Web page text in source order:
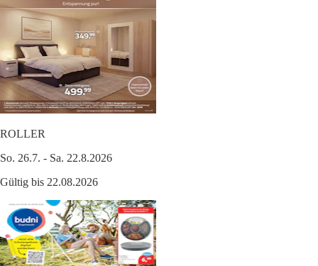
ROLLER
So. 26.7. - Sa. 22.8.2026
Gültig bis 22.08.2026